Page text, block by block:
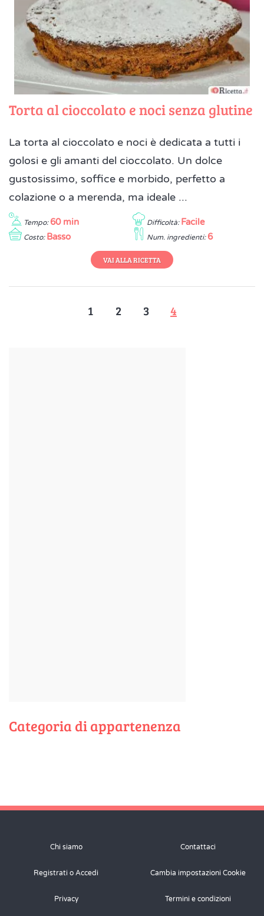
Torta al cioccolato e noci senza glutine
La torta al cioccolato e noci è dedicata a tutti i
golosi e gli amanti del cioccolato. Un dolce
gustosissimo, soffice e morbido, perfetto a
colazione o a merenda, ma ideale ...
Tempo: 60 min Difficoltà: Facile
Costo: Basso Num. ingredienti: 6
VAI ALLA RICETTA
1 2 3 4
Categoria di appartenenza
Chi siamo Contattaci
Registrati o Accedi Cambia impostazioni Cookie
Privacy Termini e condizioni